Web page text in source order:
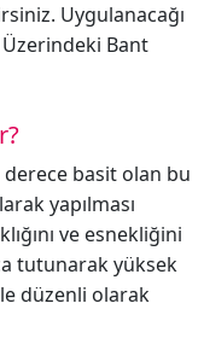
Uygulanacağı
Üzerindeki Bant
derece basit olan bu
yapılması
ve esnekliğini
tutunarak yüksek
düzenli olarak